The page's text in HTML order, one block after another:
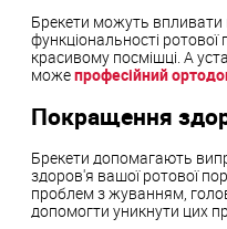
Брекети можуть впливати
функціональності
красивому посмішці. А
можепрофесійний
Покращення
Брекети допомагають
здоров'я вашої ротової
проблем з жуванням,
допомогти уникнути цих